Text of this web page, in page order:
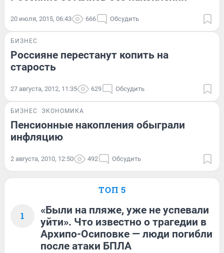
20 июля, 2015, 06:43 666 Обсудить
БИЗНЕС
Россияне перестанут копить на
старость
27 августа, 2012, 11:35 629 Обсудить
БИЗНЕС ЭКОНОМИКА
Пенсионные накопления обыграли
инфляцию
2 августа, 2010, 12:50 492 Обсудить
ТОП 5
1
«Были на пляже, уже не успевали
уйти». Что известно о трагедии в
Архипо-Осиповке — люди погибли
после атаки БПЛА